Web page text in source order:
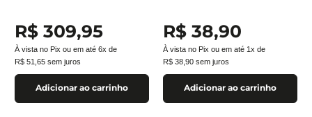
R$ 309,95
À vista no Pix ou em até 6x de
R$ 51 65 sem juros
Adicionar ao carrinho
R$ 38,90
À vista no Pix ou em até 1x de
R$ 38 90 sem juros
Adicionar ao carrinho